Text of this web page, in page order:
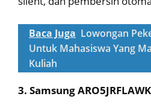
Baca Juga Lowongan
Untuk Mahasiswa Yang
Kuliah
3. Samsung